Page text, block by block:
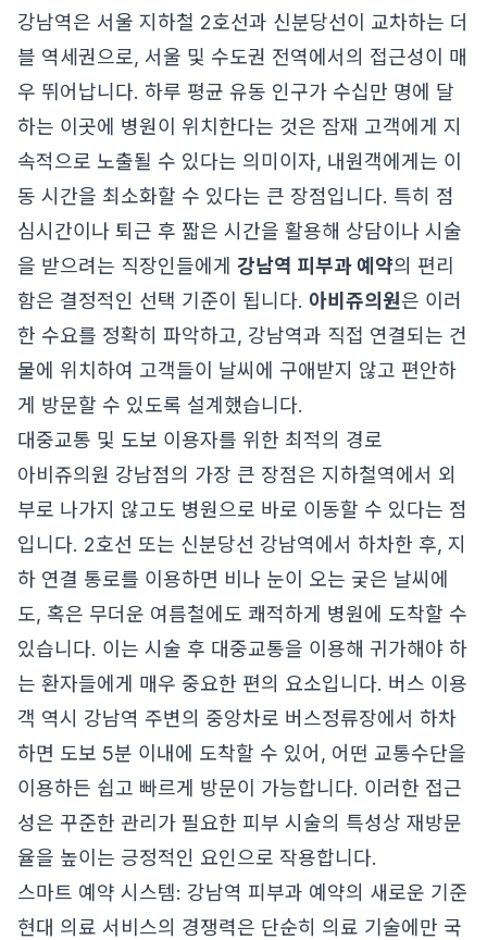
강남역은 서울 지하철 2호선과 신분당선이 교차하는 더
블 역세권으로, 서울 및 수도권 전역에서의 접근성이 매
우 뛰어납니다. 하루 평균 유동 인구가 수십만 명에 달
하는 이곳에 병원이 위치한다는 것은 잠재 고객에게 지
속적으로 노출될 수 있다는 의미이자, 내원객에게는 이
동 시간을 최소화할 수 있다는 큰 장점입니다. 특히 점
심시간이나 퇴근 후 짧은 시간을 활용해 상담이나 시술
을 받으려는 직장인들에게 강남역 피부과 예약의 편리
함은 결정적인 선택 기준이 됩니다. 아비쥬의원은 이러
한 수요를 정확히 파악하고, 강남역과 직접 연결되는 건
물에 위치하여 고객들이 날씨에 구애받지 않고 편안하
게 방문할 수 있도록 설계했습니다.
대중교통 및 도보 이용자를 위한 최적의 경로
아비쥬의원 강남점의 가장 큰 장점은 지하철역에서 외
부로 나가지 않고도 병원으로 바로 이동할 수 있다는 점
입니다. 2호선 또는 신분당선 강남역에서 하차한 후, 지
하 연결 통로를 이용하면 비나 눈이 오는 궂은 날씨에
도, 혹은 무더운 여름철에도 쾌적하게 병원에 도착할 수
있습니다. 이는 시술 후 대중교통을 이용해 귀가해야 하
는 환자들에게 매우 중요한 편의 요소입니다. 버스 이용
객 역시 강남역 주변의 중앙차로 버스정류장에서 하차
하면 도보 5분 이내에 도착할 수 있어, 어떤 교통수단을
이용하든 쉽고 빠르게 방문이 가능합니다. 이러한 접근
성은 꾸준한 관리가 필요한 피부 시술의 특성상 재방문
율을 높이는 긍정적인 요인으로 작용합니다.
스마트 예약 시스템: 강남역 피부과 예약의 새로운 기준
현대 의료 서비스의 경쟁력은 단순히 의료 기술에만 국